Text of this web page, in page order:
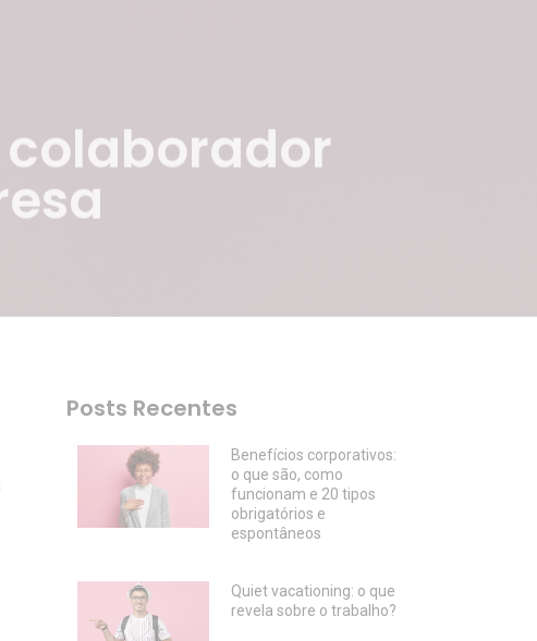
Posts Recentes
Benefícios corporativos:
o que são, como
funcionam e 20 tipos
obrigatórios e
espontâneos
Quiet vacationing: o que
revela sobre o trabalho?